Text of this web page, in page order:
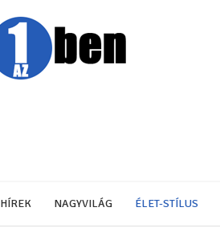
HÍREK NAGYVILÁG ÉLET-STÍLUS